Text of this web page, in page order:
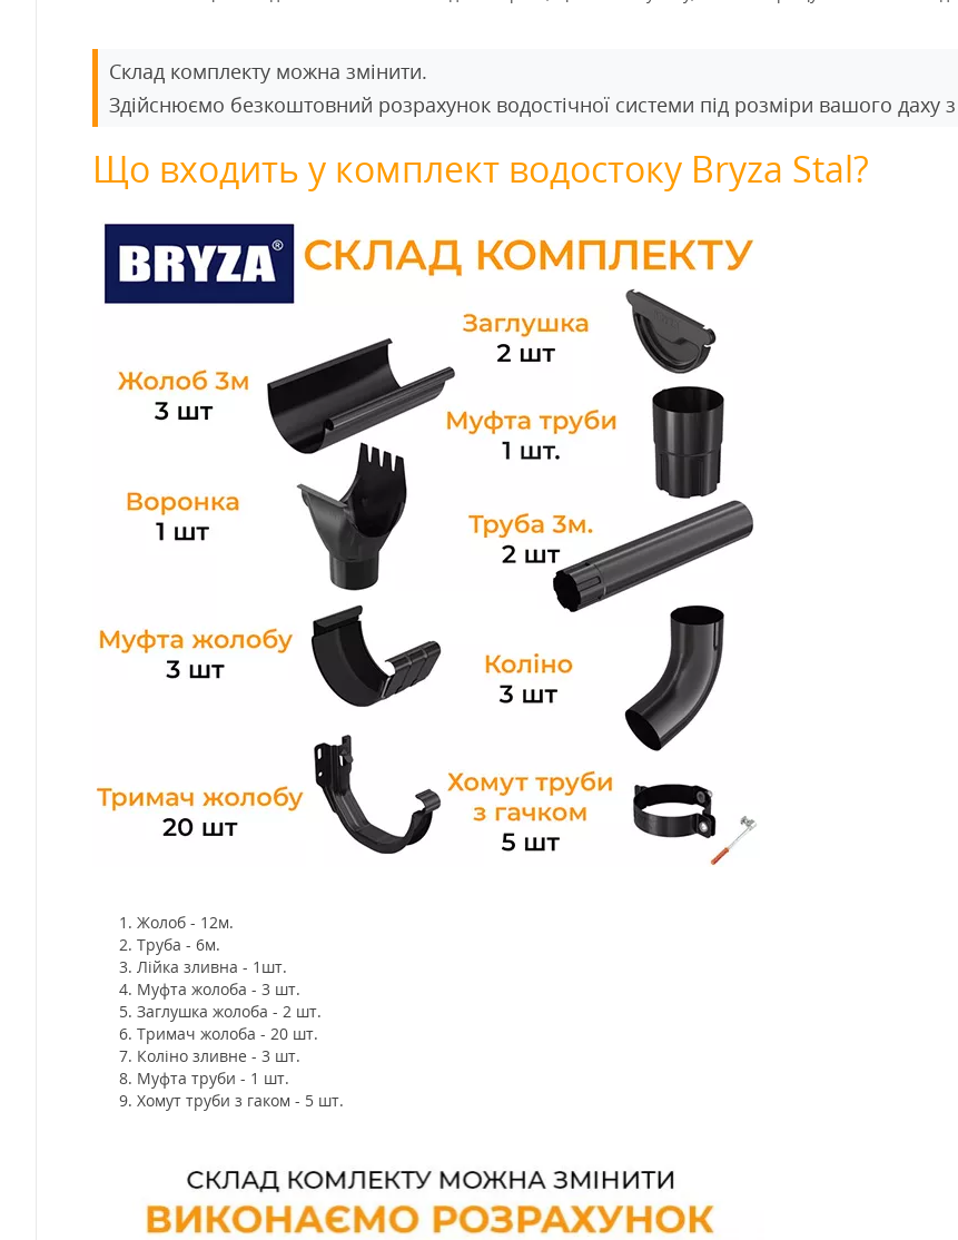
Склад комплекту можна змінити.
Здійснюємо безкоштовний розрахунок водостічної системи під розміри вашого даху
Що входить у комплект водостоку Bryza Stal?
Жолоб - 12м.
Труба - 6м.
Лійка зливна - 1шт.
Муфта жолоба - 3 шт.
Заглушка жолоба - 2 шт.
Тримач жолоба - 20 шт.
Коліно зливне - 3 шт.
Муфта труби - 1 шт.
Хомут труби з гаком - 5 шт.